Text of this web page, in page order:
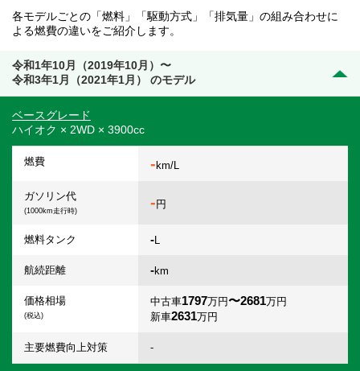
各モデルごとの「燃料」「駆動方式」「排気量」の組み合わせに
よる燃費の違いをご紹介します。
令和1年10月（2019年10月）〜
令和3年1月（2021年1月） のモデル
ベースグレード
ハイオク × 2WD × 3900cc
燃費 - km/L
ガソリン代
(1000km走行時) - 円
燃料タンク -L
航続距離 -km
価格相場
(税込)
中古車1797万円〜2681万円
新車2631万円
主要燃費向上対策 -